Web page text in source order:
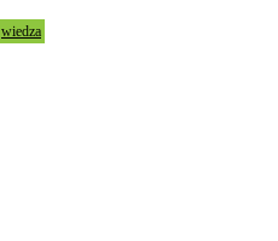
wiedza